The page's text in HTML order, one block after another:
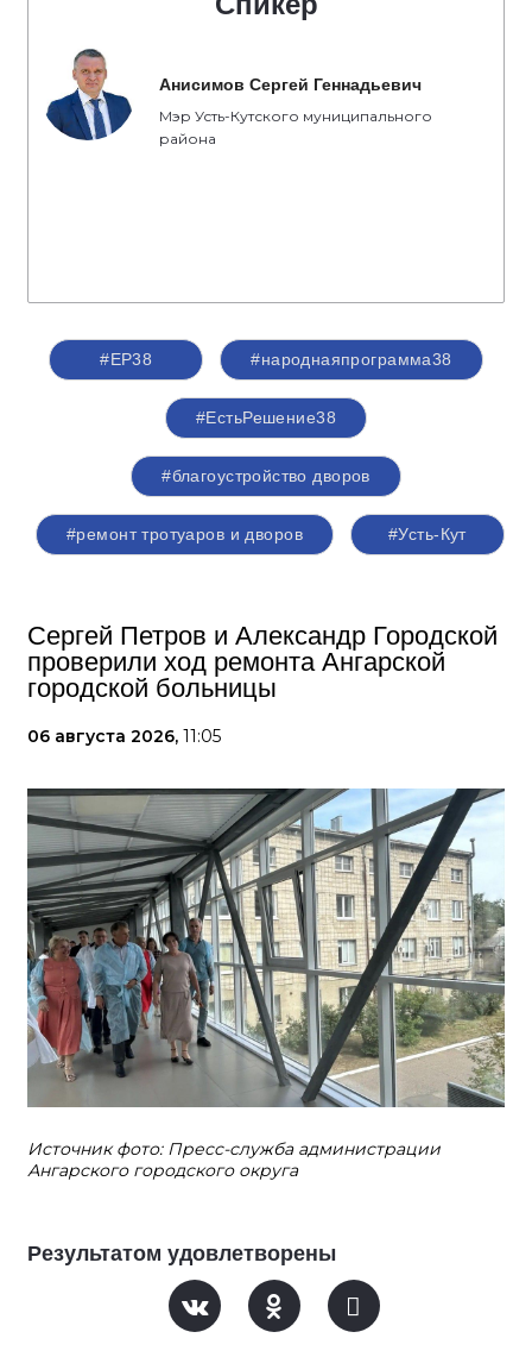
Анисимов Сергей Геннадьевич
Мэр Усть-Кутского муниципального
района
#ЕР38 #народнаяпрограмма38
#ЕстьРешение38
#благоустройство дворов
#ремонт тротуаров и дворов #Усть-Кут
Сергей Петров и Александр Городской
проверили ход ремонта Ангарской
городской больницы
06 августа 2026, 11:05
Источник фото: Пресс-служба администрации
Ангарского городского округа
Результатом удовлетворены